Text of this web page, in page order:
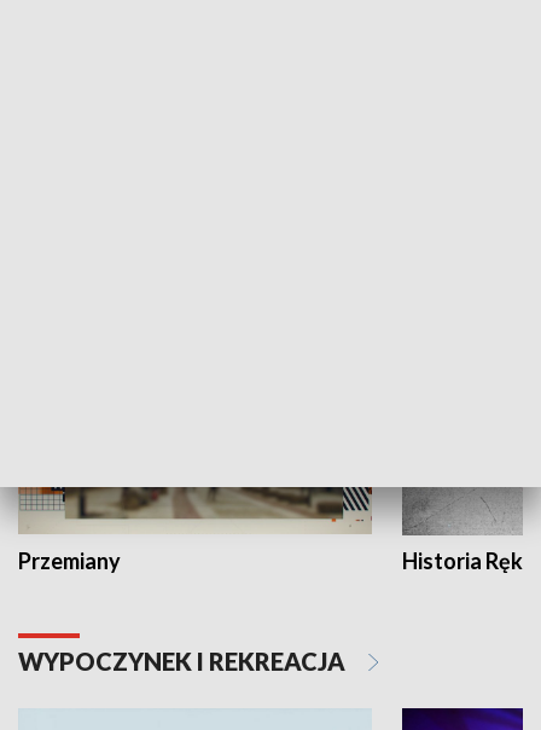
Przemiany Historia Ręką
WYPOCZYNEK I REKREACJA